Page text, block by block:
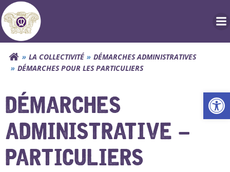
Aller
au
contenu
LA COLLECTIVITÉ
DÉMARCHES ADMINISTRATIVES
DÉMARCHES POUR LES PARTICULIERS
DÉMARCHES
ADMINISTRATIVE –
PARTICULIERS